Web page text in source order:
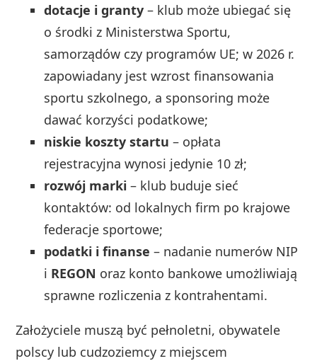
dotacje i granty – klub może ubiegać się
o środki z Ministerstwa Sportu,
samorządów czy programów UE; w 2026 r.
zapowiadany jest wzrost finansowania
sportu szkolnego, a sponsoring może
dawać korzyści podatkowe;
niskie koszty startu – opłata
rejestracyjna wynosi jedynie 10 zł;
rozwój marki – klub buduje sieć
kontaktów: od lokalnych firm po krajowe
federacje sportowe;
podatki i finanse – nadanie numerów NIP
i REGON oraz konto bankowe umożliwiają
sprawne rozliczenia z kontrahentami.
Założyciele muszą być pełnoletni, obywatele
polscy lub cudzoziemcy z miejscem